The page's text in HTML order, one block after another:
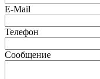
E-Mail
Телефон
Сообщение